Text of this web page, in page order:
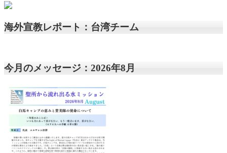
海外宣教レポート：台湾チーム
今月のメッセージ：2026年8月